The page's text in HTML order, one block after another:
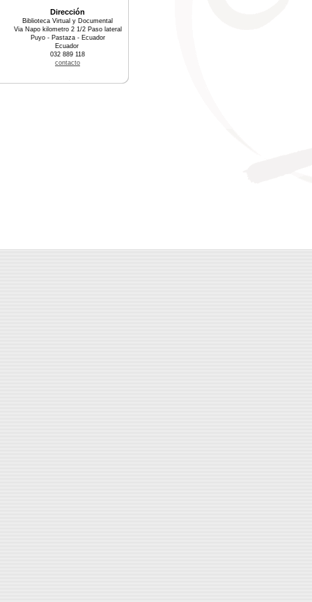
Dirección
Biblioteca Virtual y Documental
Via Napo kilometro 2 1/2 Paso lateral
Puyo - Pastaza - Ecuador
Ecuador
032 889 118
contacto